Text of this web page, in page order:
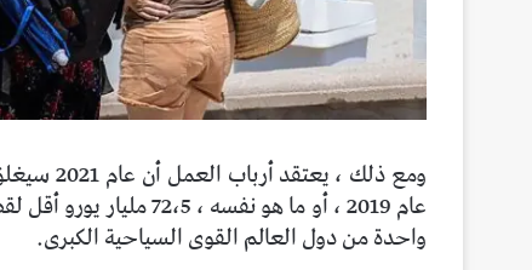
واحدة من دول العالم القوى السياحية الكبرى.